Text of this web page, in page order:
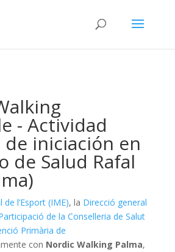
- Actividad
iniciación en
de Salud Rafal
de l’Esport (IME), la Direcció general
de la Conselleria de Salut
Primària de
con Nordic Walking Palma,